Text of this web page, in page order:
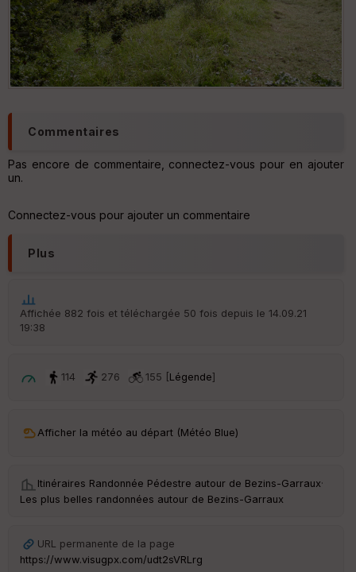
Commentaires
Pas encore de commentaire, connectez-vous pour en ajouter
un.
Connectez-vous pour ajouter un commentaire
Plus
Affichée 882 fois et téléchargée 50 fois depuis le 14.09.21
19:38
114 276 155 [ Légende]
Afficher la météo au départ (Météo Blue)
Itinéraires Randonnée Pédestre autour de Bezins-Garraux·
Les plus belles randonnées autour de Bezins-Garraux
URL permanente de la page
https://www.visugpx.com/udt2sVRLrg